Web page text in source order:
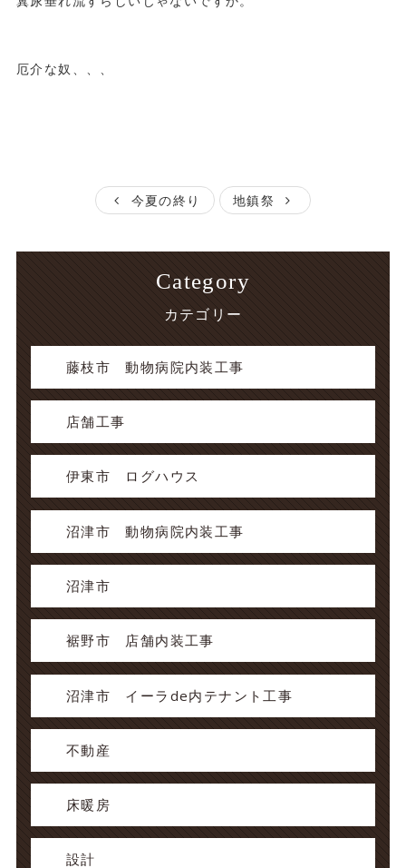
厄介な奴、、、
今夏の終り 地鎮祭
Category
カテゴリー
藤枝市 動物病院内装工事
店舗工事
伊東市 ログハウス
沼津市 動物病院内装工事
沼津市
裾野市 店舗内装工事
沼津市 イーラde内テナント工事
不動産
床暖房
設計